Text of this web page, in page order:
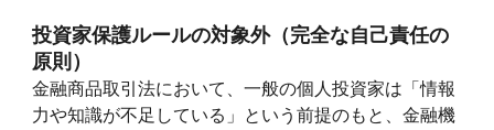
投資家保護ルールの対象外（完全な自己責任の
原則）
金融商品取引法において、一般の個人投資家は「情報
力や知識が不足している」という前提のもと、金融機